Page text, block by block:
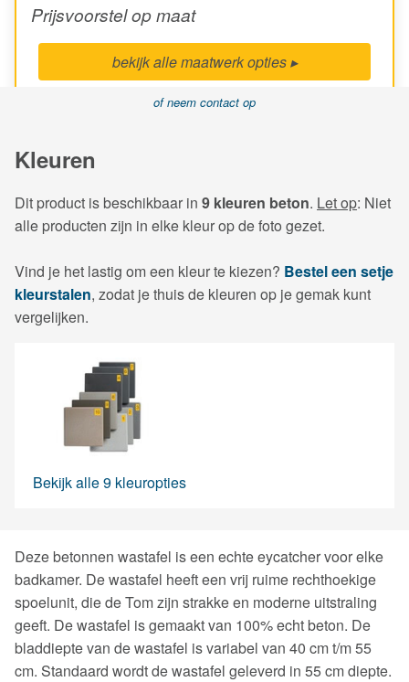
Prijsvoorstel op maat
bekijk alle maatwerk opties ▸
of neem contact op
Kleuren
Dit product is beschikbaar in 9 kleuren beton. Let op: Niet
alle producten zijn in elke kleur op de foto gezet.
Vind je het lastig om een kleur te kiezen? Bestel een setje
kleurstalen, zodat je thuis de kleuren op je gemak kunt
vergelijken.
Bekijk alle 9 kleuropties
Deze betonnen wastafel is een echte eycatcher voor elke
badkamer. De wastafel heeft een vrij ruime rechthoekige
spoelunit, die de Tom zijn strakke en moderne uitstraling
geeft. De wastafel is gemaakt van 100% echt beton. De
bladdiepte van de wastafel is variabel van 40 cm t/m 55
cm. Standaard wordt de wastafel geleverd in 55 cm diepte.